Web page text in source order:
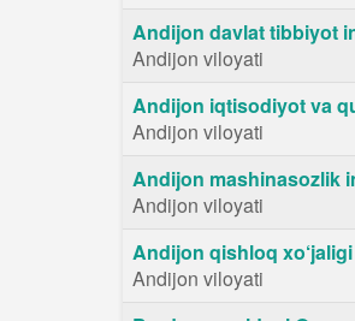
Andijon davlat tibbiyot
Andijon viloyati
Andijon iqtisodiyot va
Andijon viloyati
Andijon mashinasozlik
Andijon viloyati
Andijon qishloq
Andijon viloyati